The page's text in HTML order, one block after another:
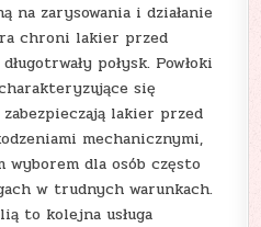
na zarysowania i działanie
chroni lakier przed
połysk. Powłoki
się
lakier przed
mechanicznymi,
wyborem dla osób często
w trudnych warunkach.
to kolejna usługa